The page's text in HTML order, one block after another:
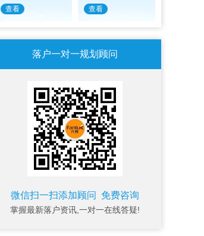
查看 查看
落户一对一规划顾问
微信扫一扫添加顾问 免费咨询
掌握最新落户资讯,一对一在线答疑!